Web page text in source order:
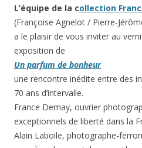
L’équipe de la collection
(Françoise Agnelot / Pierre-
a le plaisir de vous inviter au
exposition de
Un parfum de bonheur
une rencontre inédite entre des
70 ans d’intervalle.
France Demay, ouvrier
exceptionnels de liberté dans la
Alain Laboile, photographe-